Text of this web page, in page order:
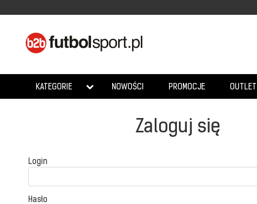
KATEGORIE NOWOŚCI PROMOCJE OUTLET
Zaloguj się
Login
Hasło